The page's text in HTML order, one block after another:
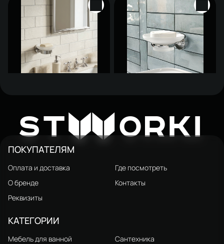
S41310CR настенная,
стеклянная, глянцевый хром
1 416 ₽ 2 480 ₽
HADB34200 настенная,
стеклянная, хром
684 ₽ 1 030 ₽
STW ORKI
ПОКУПАТЕЛЯМ
Оплата и доставка
Где посмотреть
О бренде
Контакты
Реквизиты
КАТЕГОРИИ
Мебель для ванной
Сантехника